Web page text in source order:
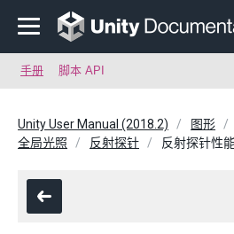
手册 脚本 API
Unity User Manual (2018.2) 图形
全局光照
反射探针 反射探针性